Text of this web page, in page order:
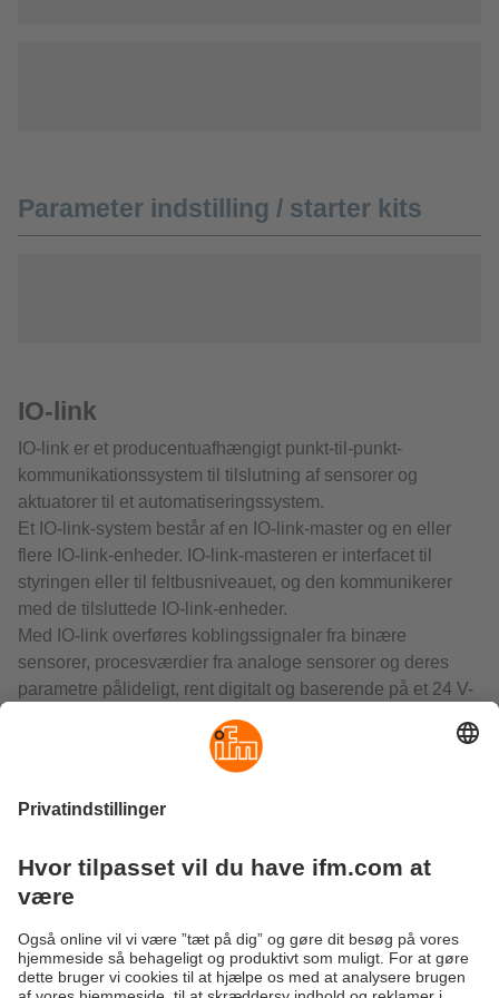
Parameter indstilling / starter kits
IO-link
IO-link er et producentuafhængigt punkt-til-punkt-
kommunikationssystem til tilslutning af sensorer og
aktuatorer til et automatiseringssystem.
Et IO-link-system består af en IO-link-master og en eller
flere IO-link-enheder. IO-link-masteren er interfacet til
styringen eller til feltbusniveauet, og den kommunikerer
med de tilsluttede IO-link-enheder.
Med IO-link overføres koblingssignaler fra binære
sensorer, procesværdier fra analoge sensorer og deres
parametre pålideligt, rent digitalt og baserende på et 24 V-
signal. På den måde undgås især måleværdifejl i
forbindelse med overførslen og omregningen af analoge
parametre fra en enhed samtidig via en uskærmet
IO-link er standardiseret internationalt og fungerer med alle
gængse feltbusser og styringer.